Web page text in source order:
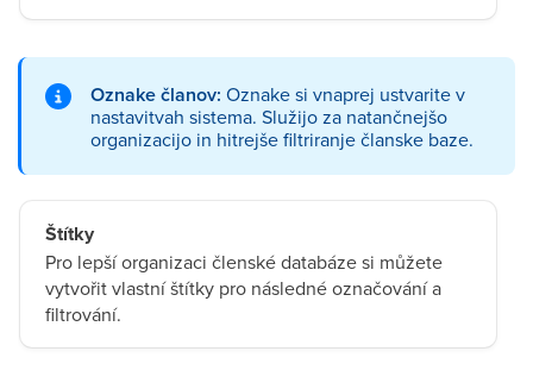
Oznake članov: Oznake si vnaprej ustvarite v
nastavitvah sistema. Služijo za natančnejšo
organizacijo in hitrejše filtriranje članske baze.
Štítky
Pro lepší organizaci členské databáze si můžete
vytvořit vlastní štítky pro následné označování a
filtrování.